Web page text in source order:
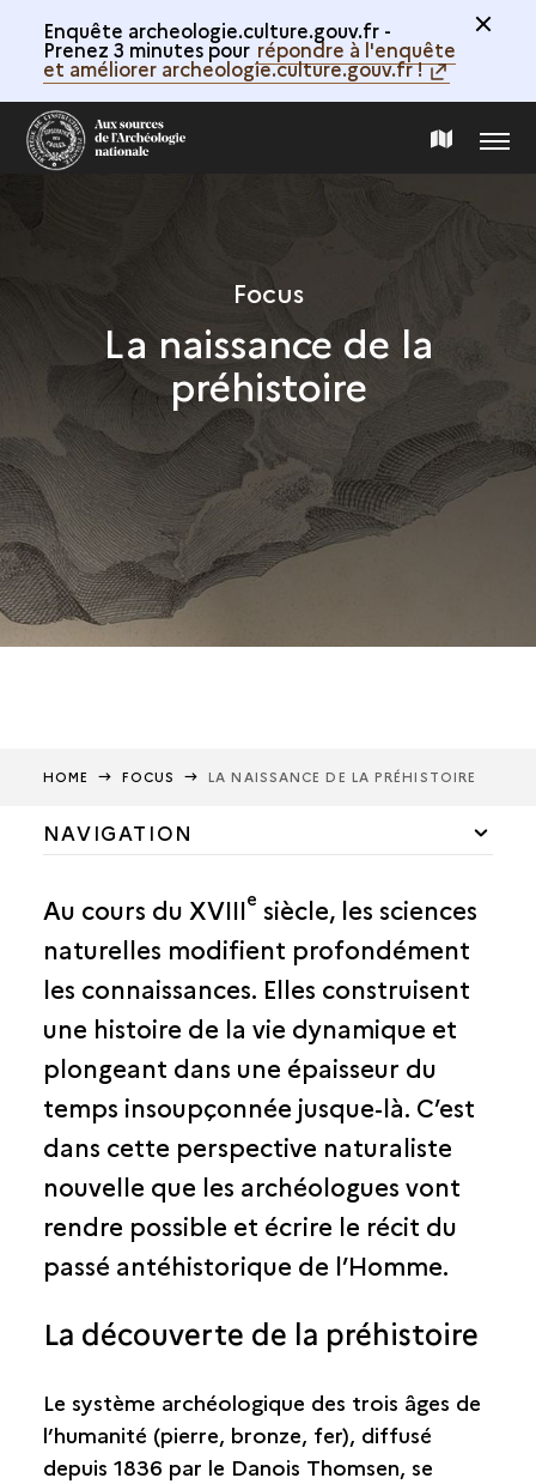
Enquête archeologie.culture.gouv.fr -
Prenez 3 minutes pour répondre à l'enquête
et améliorer archeologie.culture.gouv.fr !
CARTE
COLLECTION
MENU
Focus
La naissance de la
préhistoire
HOME FOCUS LA NAISSANCE DE LA PRÉHISTOIRE
NAVIGATION
Méthodes et techniques
Institutions
Époques et civilisations
La naissance de la Préhistoire
Les Gaulois au XIXe siècle
L’archéologie gauloise aujourd’hui
Au cours du XVIIIe siècle, les sciences
naturelles modifient profondément
les connaissances. Elles construisent
une histoire de la vie dynamique et
plongeant dans une épaisseur du
temps insoupçonnée jusque-là. C’est
dans cette perspective naturaliste
nouvelle que les archéologues vont
rendre possible et écrire le récit du
passé antéhistorique de l’Homme.
La découverte de la préhistoire
Le système archéologique des trois âges de
l’humanité (pierre, bronze, fer), diffusé
depuis 1836 par le Danois Thomsen, se